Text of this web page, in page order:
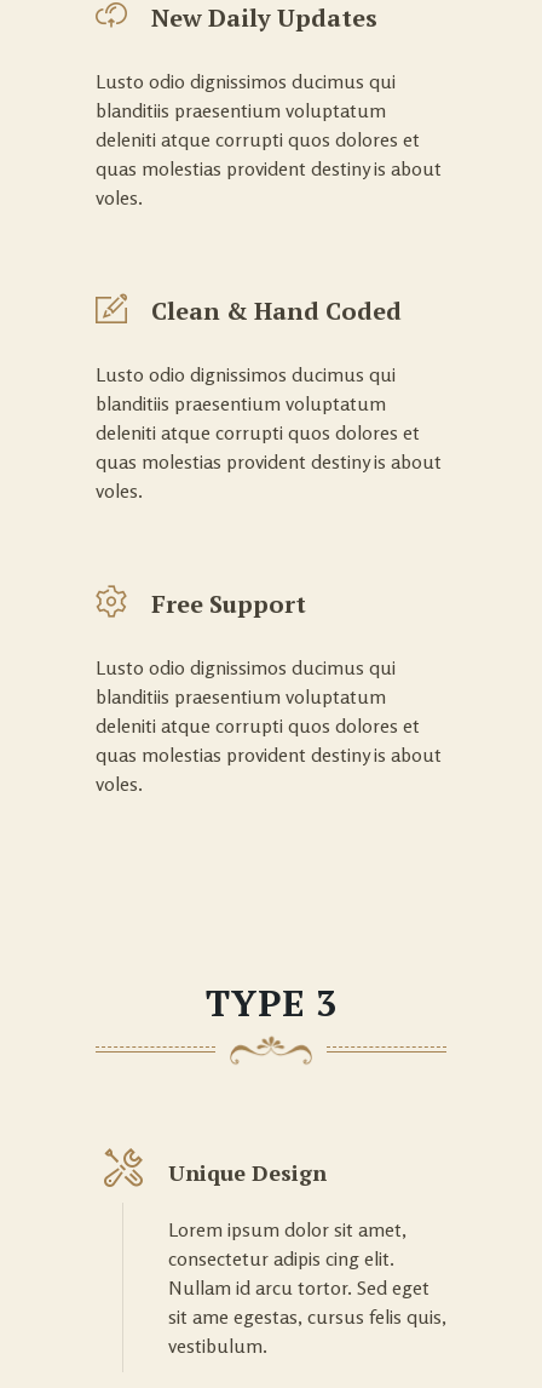
New Daily Updates
Lusto odio dignissimos ducimus qui
blanditiis praesentium voluptatum
deleniti atque corrupti quos dolores et
quas molestias provident destiny is about
voles.
Clean & Hand Coded
Lusto odio dignissimos ducimus qui
blanditiis praesentium voluptatum
deleniti atque corrupti quos dolores et
quas molestias provident destiny is about
voles.
Free Support
Lusto odio dignissimos ducimus qui
blanditiis praesentium voluptatum
deleniti atque corrupti quos dolores et
quas molestias provident destiny is about
voles.
TYPE 3
Unique Design
Lorem ipsum dolor sit amet,
consectetur adipis cing elit.
Nullam id arcu tortor. Sed eget
sit ame egestas, cursus felis quis,
vestibulum.